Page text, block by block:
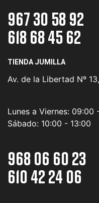
967 30 58 92
618 68 45 62
TIENDA JUMILLA
Av. de la Libertad Nº
Lunes a Viernes: 09:00
Sábado: 10:00 - 13:00
968 06 60 23
610 42 24 06